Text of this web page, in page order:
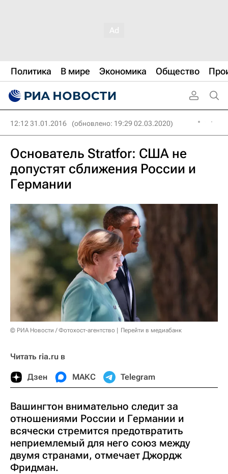
Политика В мире Экономика Общество
12:12 31.01.2016 (обновлено: 19:29 02.03.2020)
Основатель Stratfor: США не
допустят сближения России и
Германии
© РИА Новости / Фотохост-агентство Перейти в медиабанк
Читать ria.ru в
Дзен МАКС Telegram
Вашингтон внимательно следит за
отношениями России и Германии и
всячески стремится предотвратить
неприемлемый для него союз между
двумя странами, отмечает Джордж
Фридман.